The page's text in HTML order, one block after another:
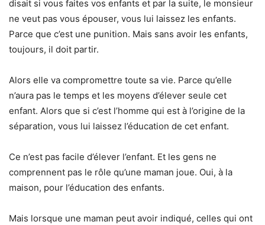
disait si vous faites vos enfants et par la suite, le monsieur
ne veut pas vous épouser, vous lui laissez les enfants.
Parce que c’est une punition. Mais sans avoir les enfants,
toujours, il doit partir.
Alors elle va compromettre toute sa vie. Parce qu’elle
n’aura pas le temps et les moyens d’élever seule cet
enfant. Alors que si c’est l’homme qui est à l’origine de la
séparation, vous lui laissez l’éducation de cet enfant.
Ce n’est pas facile d’élever l’enfant. Et les gens ne
comprennent pas le rôle qu’une maman joue. Oui, à la
maison, pour l’éducation des enfants.
Mais lorsque une maman peut avoir indiqué, celles qui ont